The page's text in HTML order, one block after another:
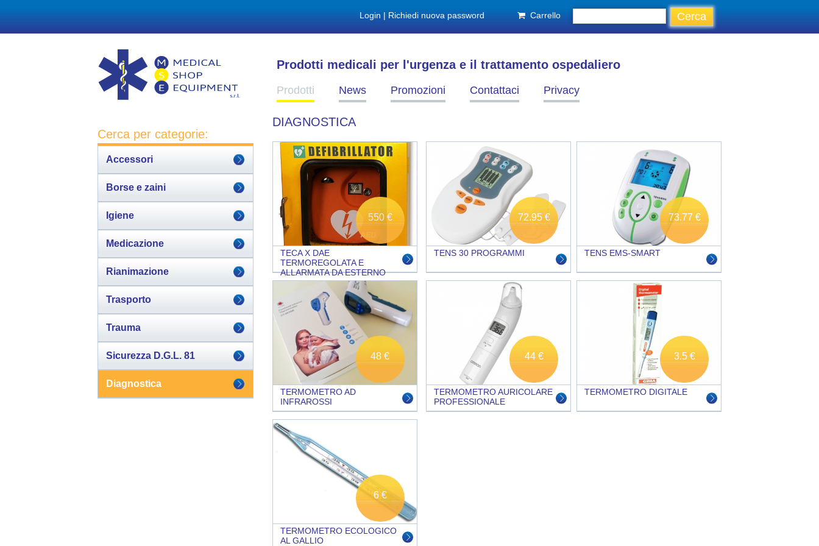
Carrello
Login | Richiedi nuova password
Prodotti medicali per l'urgenza e il trattamento ospedaliero
Prodotti News Promozioni Contattaci Privacy
Cerca per categorie:
Accessori
Borse e zaini
Igiene
Medicazione
Rianimazione
Trasporto
Trauma
Sicurezza D.G.L. 81
Diagnostica
DIAGNOSTICA
550 €
TECA X DAE
TERMOREGOLATA E
ALLARMATA DA ESTERNO
72.95 €
TENS 30 PROGRAMMI
73.77 €
TENS EMS-SMART
48 €
TERMOMETRO AD
INFRAROSSI
44 €
TERMOMETRO AURICOLARE
PROFESSIONALE
3.5 €
TERMOMETRO DIGITALE
6 €
TERMOMETRO ECOLOGICO
AL GALLIO
Pagine